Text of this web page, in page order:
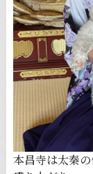
本昌寺は太秦